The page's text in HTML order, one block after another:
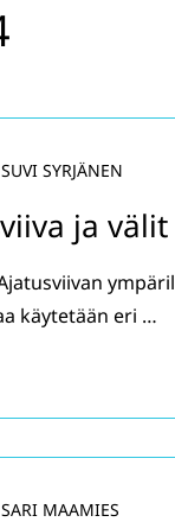
ja välit
SUVI SYRJÄNEN
käytetään eri …
SARI MAAMIES